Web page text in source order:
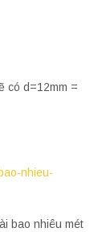
có d=12mm =
nhieu-
bao nhiêu mét